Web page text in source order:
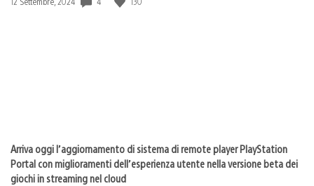
Arriva oggi l’aggiornamento di sistema di remote player PlayStation
Portal con miglioramenti dell’esperienza utente nella versione beta dei
giochi in streaming nel cloud